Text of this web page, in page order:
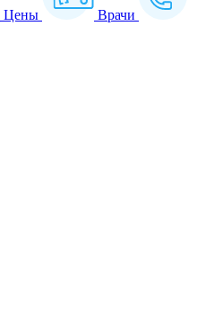
Цены
Врачи